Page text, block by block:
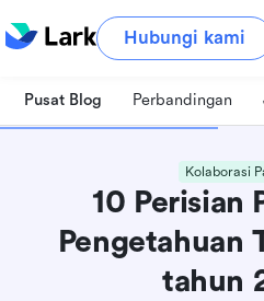
Hubungi kami
Pusat Blog Perbandingan
Kolaborasi
10 Perisian
Pengetahuan
tahun